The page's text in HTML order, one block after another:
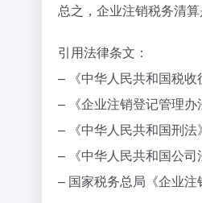
总之，企业注销税务清
引用法律条文：
– 《中华人民共和国税
– 《企业注销登记管理
– 《中华人民共和国刑法
– 《中华人民共和国公
– 国家税务总局《企业注